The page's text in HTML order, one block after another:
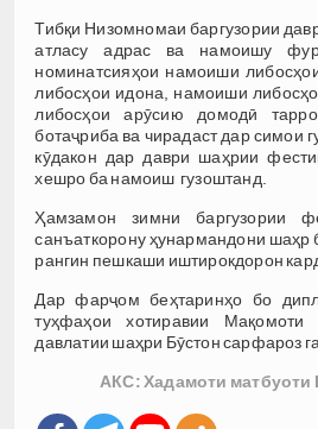
Тибқи Низомномаи баргузории
атласу адрас ва намоишу
номинатсияҳои намоиши
либосҳои идона, намоиши
либосҳои арӯсию домодӣ
ботаҷриба ва чирадаст дар симои
кӯдакон дар даври шаҳрии
хешро ба намоиш гузоштанд.
Ҳамзамон зимни баргузории
санъаткорону ҳунармандони
рангин пешкаши иштирокдорон
Дар фарҷом беҳтаринҳо бо
туҳфаҳои хотиравии Мақомоти
давлатии шаҳри Бӯстон сарфароз
АКС: Хадамоти матбуоти